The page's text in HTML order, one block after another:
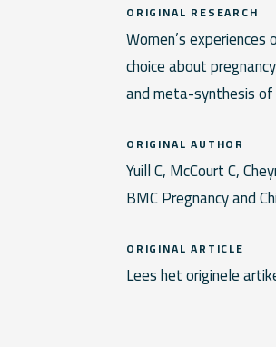
ORIGINAL RESEARCH
Women’s
choice about
and meta-synthesis
ORIGINAL AUTHOR
Yuill C, McCourt C,
BMC Pregnancy and
ORIGINAL ARTICLE
Lees het originele